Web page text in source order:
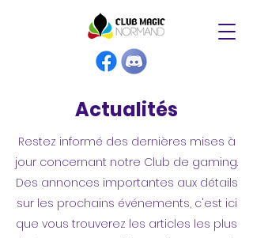
Actualités
Restez informé des dernières mises à
jour concernant notre Club de gaming.
Des annonces importantes aux détails
sur les prochains événements, c'est ici
que vous trouverez les articles les plus